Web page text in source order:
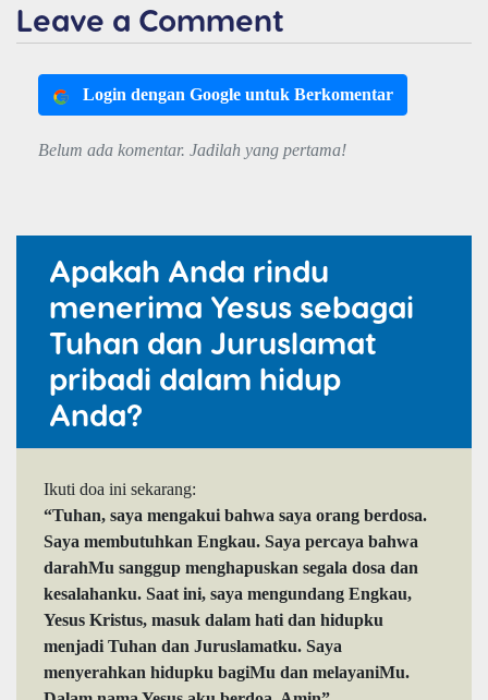
Leave a Comment
Login dengan Google untuk Berkomentar
Belum ada komentar. Jadilah yang pertama!
Apakah Anda rindu
menerima Yesus sebagai
Tuhan dan Juruslamat
pribadi dalam hidup
Anda?
Ikuti doa ini sekarang:
“Tuhan, saya mengakui bahwa saya orang berdosa.
Saya membutuhkan Engkau. Saya percaya bahwa
darahMu sanggup menghapuskan segala dosa dan
kesalahanku. Saat ini, saya mengundang Engkau,
Yesus Kristus, masuk dalam hati dan hidupku
menjadi Tuhan dan Juruslamatku. Saya
menyerahkan hidupku bagiMu dan melayaniMu.